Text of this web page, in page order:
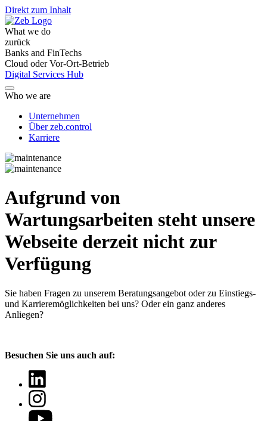
Direkt zum Inhalt
What we do
zurück
Banks and FinTechs
Cloud oder Vor-Ort-Betrieb
Digital Services Hub
Who we are
Unternehmen
Über zeb.control
Karriere
Aufgrund von
Wartungsarbeiten steht unsere
Webseite derzeit nicht zur
Verfügung
Sie haben Fragen zu unserem Beratungsangebot oder zu Einstiegs-
und Karrieremöglichkeiten bei uns? Oder ein ganz anderes
Anliegen?
Besuchen Sie uns auch auf: